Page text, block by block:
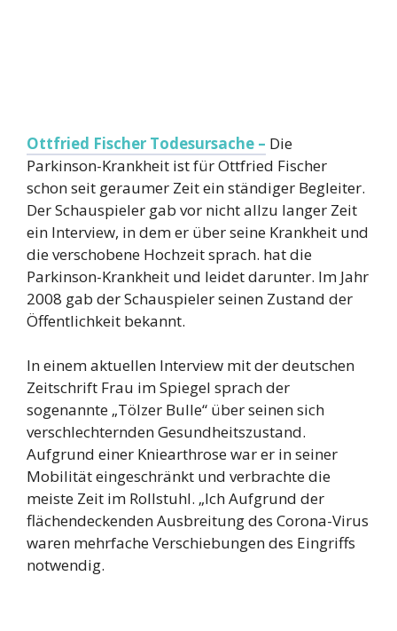
Ottfried Fischer Todesursache – Die
Parkinson-Krankheit ist für Ottfried Fischer
schon seit geraumer Zeit ein ständiger Begleiter.
Der Schauspieler gab vor nicht allzu langer Zeit
ein Interview, in dem er über seine Krankheit und
die verschobene Hochzeit sprach. hat die
Parkinson-Krankheit und leidet darunter. Im Jahr
2008 gab der Schauspieler seinen Zustand der
Öffentlichkeit bekannt.
In einem aktuellen Interview mit der deutschen
Zeitschrift Frau im Spiegel sprach der
sogenannte „Tölzer Bulle“ über seinen sich
verschlechternden Gesundheitszustand.
Aufgrund einer Kniearthrose war er in seiner
Mobilität eingeschränkt und verbrachte die
meiste Zeit im Rollstuhl. „Ich Aufgrund der
flächendeckenden Ausbreitung des Corona-Virus
waren mehrfache Verschiebungen des Eingriffs
notwendig.